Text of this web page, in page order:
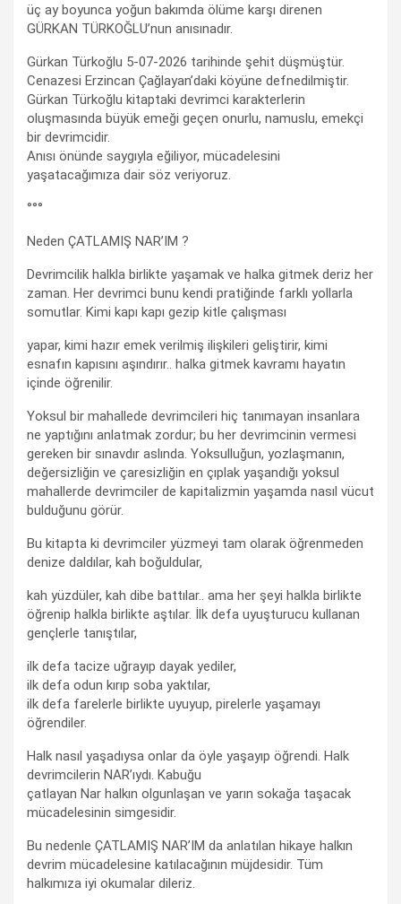
üç ay boyunca yoğun bakımda ölüme karşı direnen
GÜRKAN TÜRKOĞLU’nun anısınadır.
Gürkan Türkoğlu 5-07-2026 tarihinde şehit düşmüştür.
Cenazesi Erzincan Çağlayan’daki köyüne defnedilmiştir.
Gürkan Türkoğlu kitaptaki devrimci karakterlerin
oluşmasında büyük emeği geçen onurlu, namuslu, emekçi
bir devrimcidir.
Anısı önünde saygıyla eğiliyor, mücadelesini
yaşatacağımıza dair söz veriyoruz.
°°°
Neden ÇATLAMIŞ NAR’IM ?
Devrimcilik halkla birlikte yaşamak ve halka gitmek deriz her
zaman. Her devrimci bunu kendi pratiğinde farklı yollarla
somutlar. Kimi kapı kapı gezip kitle çalışması
yapar, kimi hazır emek verilmiş ilişkileri geliştirir, kimi
esnafın kapısını aşındırır.. halka gitmek kavramı hayatın
içinde öğrenilir.
Yoksul bir mahallede devrimcileri hiç tanımayan insanlara
ne yaptığını anlatmak zordur; bu her devrimcinin vermesi
gereken bir sınavdır aslında. Yoksulluğun, yozlaşmanın,
değersizliğin ve çaresizliğin en çıplak yaşandığı yoksul
mahallerde devrimciler de kapitalizmin yaşamda nasıl vücut
bulduğunu görür.
Bu kitapta ki devrimciler yüzmeyi tam olarak öğrenmeden
denize daldılar, kah boğuldular,
kah yüzdüler, kah dibe battılar.. ama her şeyi halkla birlikte
öğrenip halkla birlikte aştılar. İlk defa uyuşturucu kullanan
gençlerle tanıştılar,
ilk defa tacize uğrayıp dayak yediler,
ilk defa odun kırıp soba yaktılar,
ilk defa farelerle birlikte uyuyup, pirelerle yaşamayı
öğrendiler.
Halk nasıl yaşadıysa onlar da öyle yaşayıp öğrendi. Halk
devrimcilerin NAR’ıydı. Kabuğu
çatlayan Nar halkın olgunlaşan ve yarın sokağa taşacak
mücadelesinin simgesidir.
Bu nedenle ÇATLAMIŞ NAR’IM da anlatılan hikaye halkın
devrim mücadelesine katılacağının müjdesidir. Tüm
halkımıza iyi okumalar dileriz.